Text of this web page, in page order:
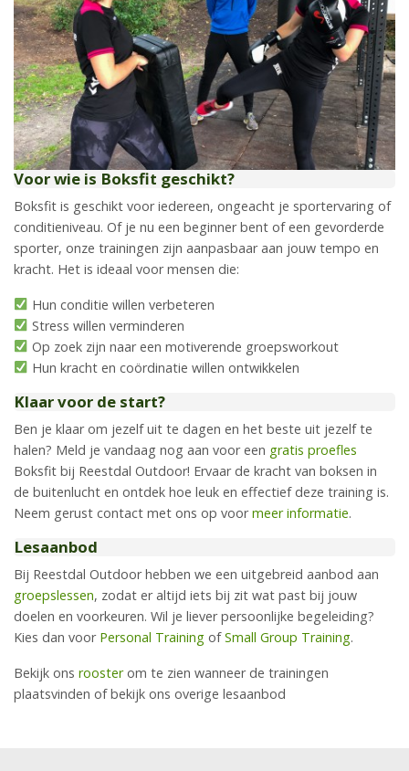
Voor wie is Boksfit geschikt?
Boksfit is geschikt voor iedereen, ongeacht je sportervaring of
conditieniveau. Of je nu een beginner bent of een gevorderde
sporter, onze trainingen zijn aanpasbaar aan jouw tempo en
kracht. Het is ideaal voor mensen die:
Hun conditie willen verbeteren
Stress willen verminderen
Op zoek zijn naar een motiverende groepsworkout
Hun kracht en coördinatie willen ontwikkelen
Klaar voor de start?
Ben je klaar om jezelf uit te dagen en het beste uit jezelf te
halen? Meld je vandaag nog aan voor een gratis proefles
Boksfit bij Reestdal Outdoor! Ervaar de kracht van boksen in
de buitenlucht en ontdek hoe leuk en effectief deze training is.
Neem gerust contact met ons op voormeer informatie.
Lesaanbod
Bij Reestdal Outdoor hebben we een uitgebreid aanbod aan
groepslessen, zodat er altijd iets bij zit wat past bij jouw
doelen en voorkeuren. Wil je liever persoonlijke begeleiding?
Kies dan voor Personal Training ofSmall Group Training.
Bekijk ons roosterom te zien wanneer de trainingen
plaatsvinden of bekijk ons overige lesaanbod